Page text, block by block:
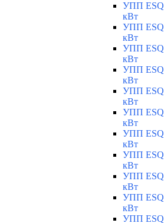
УПП
кВт
УПП
кВт
УПП
кВт
УПП
кВт
УПП
кВт
УПП
кВт
УПП
кВт
УПП
кВт
УПП
кВт
УПП
кВт
УПП